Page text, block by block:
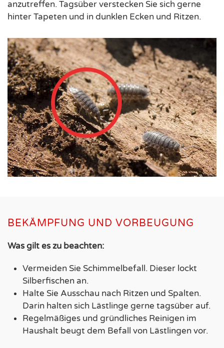
anzutreffen. Tagsüber verstecken Sie sich gerne
hinter Tapeten und in dunklen Ecken und Ritzen.
BEKÄMPFUNG UND VORBEUGUNG
Was gilt es zu beachten:
Vermeiden Sie Schimmelbefall. Dieser lockt
Silberfischen an.
Halte Sie Ausschau nach Ritzen und Spalten.
Darin halten sich Lästlinge gerne tagsüber auf.
Regelmäßiges und gründliches Reinigen im
Haushalt beugt dem Befall von Lästlingen vor.